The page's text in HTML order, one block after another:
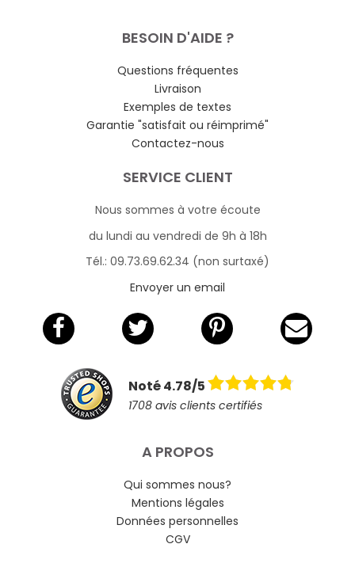
BESOIN D'AIDE ?
Questions fréquentes
Livraison
Exemples de textes
Garantie "satisfait ou réimprimé"
Contactez-nous
SERVICE CLIENT
Nous sommes à votre écoute
du lundi au vendredi de 9h à 18h
Tél.: 09.73.69.62.34 (non surtaxé)
Envoyer un email
Noté 4.78/5
1708 avis clients certifiés
A PROPOS
Qui sommes nous?
Mentions légales
Données personnelles
CGV